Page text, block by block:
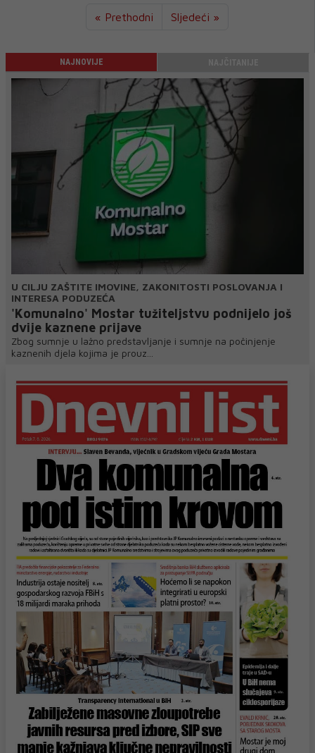
« Prethodni Sljedeći »
NAJNOVIJE
U CILJU ZAŠTITE IMOVINE, ZAKONITOSTI POSLOVANJA I
INTERESA PODUZEĆA
'Komunalno' Mostar tužiteljstvu podnijelo još
dvije kaznene prijave
Zbog sumnje u lažno predstavljanje i sumnje na počinjenje
kaznenih djela kojima je prouz...